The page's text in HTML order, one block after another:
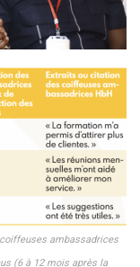
ambassadrices
(6 à 12 mois après la